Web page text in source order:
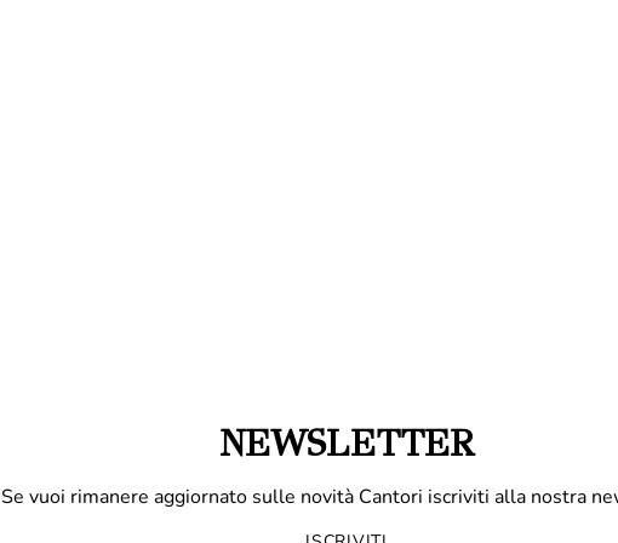
NEWSLETTER
Se vuoi rimanere aggiornato sulle novità Cantori iscriviti alla nostra